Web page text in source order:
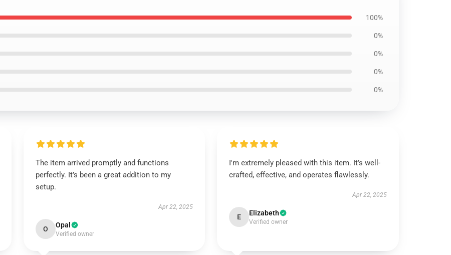
100%
0%
0%
0%
0%
The item arrived promptly and functions
perfectly. It’s been a great addition to my
setup.
Apr 22, 2025
O Opal
Verified owner
I'm extremely pleased with this item. It’s well-
crafted, effective, and operates flawlessly.
Apr 22, 2025
E Elizabeth
Verified owner